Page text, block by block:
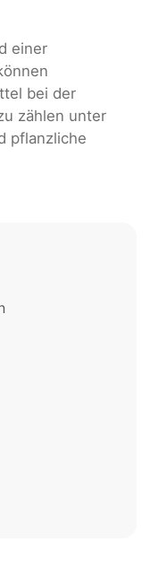
einer
bei der
zählen unter
pflanzliche